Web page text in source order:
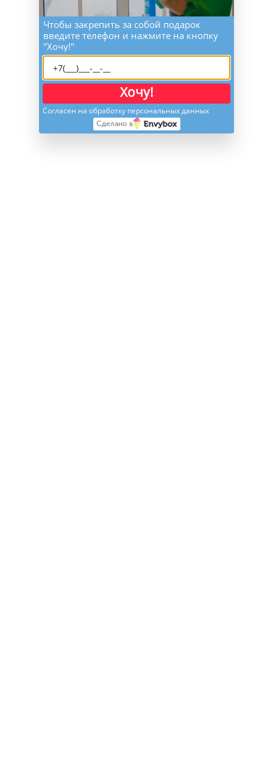
Чтобы закрепить за собой подарок
введите телефон и нажмите на кнопку
"Хочу!"
Хочу!
Согласен на обработку персональных данных
Сделано в